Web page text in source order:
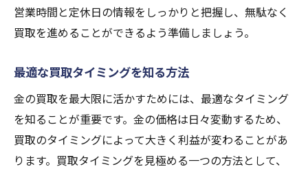
営業時間と定休日の情報をしっかりと把握し、無駄なく
買取を進めることができるよう準備しましょう。
最適な買取タイミングを知る方法
金の買取を最大限に活かすためには、最適なタイミング
を知ることが重要です。金の価格は日々変動するため、
買取のタイミングによって大きく利益が変わることがあ
ります。買取タイミングを見極める一つの方法として、